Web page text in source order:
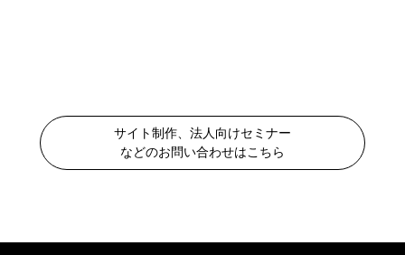
サイト制作、法人向けセミナー
などのお問い合わせはこちら